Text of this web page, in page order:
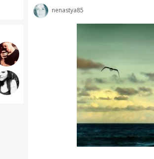
nenastya85